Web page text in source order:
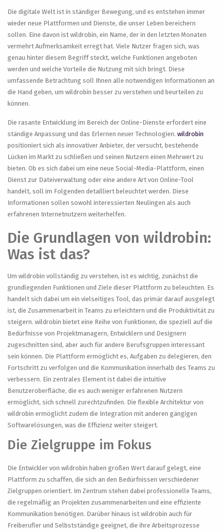
Die digitale Welt ist in ständiger Bewegung, und es entstehen immer
wieder neue Plattformen und Dienste, die unser Leben bereichern
sollen. Eine davon ist wildrobin, ein Name, der in den letzten Monaten
vermehrt Aufmerksamkeit erregt hat. Viele Nutzer fragen sich, was
genau hinter diesem Begriff steckt, welche Funktionen angeboten
werden und welche Vorteile die Nutzung mit sich bringt. Diese
umfassende Betrachtung soll Ihnen alle notwendigen Informationen an
die Hand geben, um wildrobin besser zu verstehen und beurteilen zu
können.
Die rasante Entwicklung im Bereich der Online-Dienste erfordert eine
ständige Anpassung und das Erlernen neuer Technologien. wildrobin
positioniert sich als innovativer Anbieter, der versucht, bestehende
Lücken im Markt zu schließen und seinen Nutzern einen Mehrwert zu
bieten. Ob es sich dabei um eine neue Social-Media-Plattform, einen
Dienst zur Dateiverwaltung oder eine andere Art von Online-Tool
handelt, soll im Folgenden detailliert beleuchtet werden. Diese
Informationen sollen sowohl interessierten Neulingen als auch
erfahrenen Internetnutzern weiterhelfen.
Die Grundlagen von wildrobin:
Was ist das?
Um wildrobin vollständig zu verstehen, ist es wichtig, zunächst die
grundlegenden Funktionen und Ziele dieser Plattform zu beleuchten. Es
handelt sich dabei um ein vielseitiges Tool, das primär darauf ausgelegt
ist, die Zusammenarbeit in Teams zu erleichtern und die Produktivität zu
steigern. wildrobin bietet eine Reihe von Funktionen, die speziell auf die
Bedürfnisse von Projektmanagern, Entwicklern und Designern
zugeschnitten sind, aber auch für andere Berufsgruppen interessant
sein können. Die Plattform ermöglicht es, Aufgaben zu delegieren, den
Fortschritt zu verfolgen und die Kommunikation innerhalb des Teams zu
verbessern. Ein zentrales Element ist dabei die intuitive
Benutzeroberfläche, die es auch weniger erfahrenen Nutzern
ermöglicht, sich schnell zurechtzufinden. Die flexible Architektur von
wildrobin ermöglicht zudem die Integration mit anderen gängigen
Softwarelösungen, was die Effizienz weiter steigert.
Die Zielgruppe im Fokus
Die Entwickler von wildrobin haben großen Wert darauf gelegt, eine
Plattform zu schaffen, die sich an den Bedürfnissen verschiedener
Zielgruppen orientiert. Im Zentrum stehen dabei professionelle Teams,
die regelmäßig an Projekten zusammenarbeiten und eine effiziente
Kommunikation benötigen. Darüber hinaus ist wildrobin auch für
Freiberufler und Selbstständige geeignet, die ihre Arbeitsprozesse